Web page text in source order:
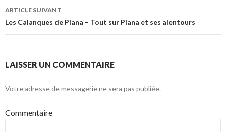
des
articles
ARTICLE SUIVANT
Les Calanques de Piana – Tout sur Piana et ses alentours
LAISSER UN COMMENTAIRE
Votre adresse de messagerie ne sera pas publiée.
Commentaire